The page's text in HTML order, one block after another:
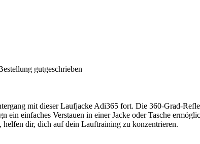
gutgeschrieben
mit dieser Laufjacke Adi365 fort. Die 360-Grad-
ein einfaches Verstauen in einer Jacke oder Tasche
helfen dir, dich auf dein Lauftraining zu konzentrieren.